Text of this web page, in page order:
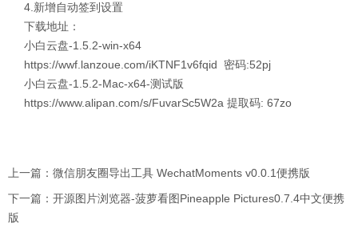
4.新增自动签到设置
下载地址：
小白云盘-1.5.2-win-x64
https://wwf.lanzoue.com/iKTNF1v6fqid 密码:52pj
小白云盘-1.5.2-Mac-x64-测试版
https://www.alipan.com/s/FuvarSc5W2a 提取码: 67zo
上一篇： 微信朋友圈导出工具 WechatMoments v0.0.1便携版
下一篇： 开源图片浏览器-菠萝看图Pineapple Pictures0.7.4中文便携
版